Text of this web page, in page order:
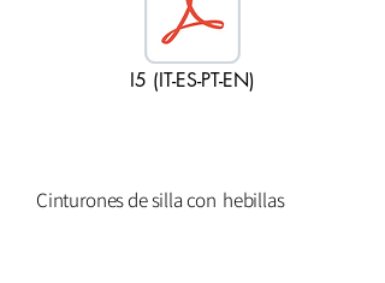
I5 (IT-ES-PT-EN)
Cinturones de silla con hebillas